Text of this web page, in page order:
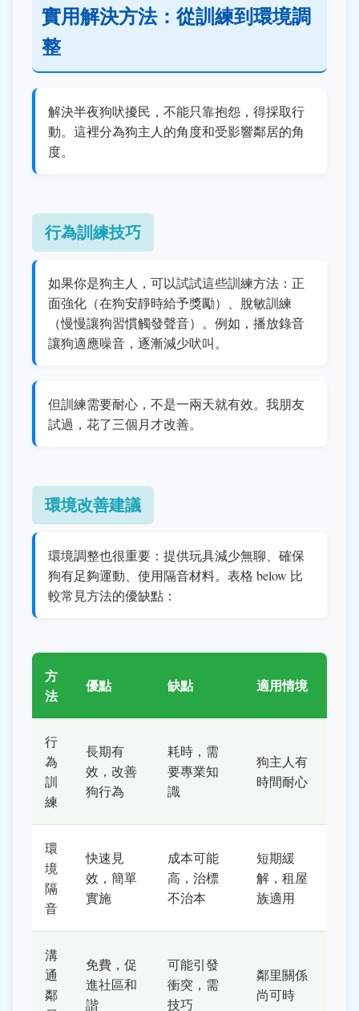
實用解決方法：從訓練到環境調
整
解決半夜狗吠擾民，不能只靠抱怨，得採取行
動。這裡分為狗主人的角度和受影響鄰居的角
度。
行為訓練技巧
如果你是狗主人，可以試試這些訓練方法：正
面強化（在狗安靜時給予獎勵）、脫敏訓練
（慢慢讓狗習慣觸發聲音）。例如，播放錄音
讓狗適應噪音，逐漸減少吠叫。
但訓練需要耐心，不是一兩天就有效。我朋友
試過，花了三個月才改善。
環境改善建議
環境調整也很重要：提供玩具減少無聊、確保
狗有足夠運動、使用隔音材料。表格 below 比
較常見方法的優缺點：
方
法
優點 缺點 適用情境
行
為
訓
練
長期有
效，改善
狗行為
耗時，需
要專業知
識
狗主人有
時間耐心
環
境
隔
音
快速見
效，簡單
實施
成本可能
高，治標
不治本
短期緩
解，租屋
族適用
溝
通
鄰
免費，促
進社區和
諧
可能引發
衝突，需
技巧
鄰里關係
尚可時